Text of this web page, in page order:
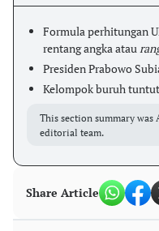
Formula perhitungan
rentang angka atau
Presiden Prabowo
Kelompok buruh
This section summary was
editorial team.
Share Article